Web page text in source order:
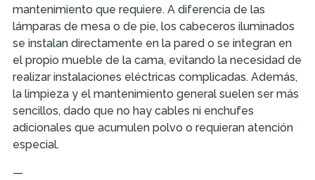
mantenimiento que requiere. A diferencia de las
lámparas de mesa o de pie, los cabeceros iluminados
se instalan directamente en la pared o se integran en
el propio mueble de la cama, evitando la necesidad de
realizar instalaciones eléctricas complicadas. Además,
la limpieza y el mantenimiento general suelen ser más
sencillos, dado que no hay cables ni enchufes
adicionales que acumulen polvo o requieran atención
especial.
—